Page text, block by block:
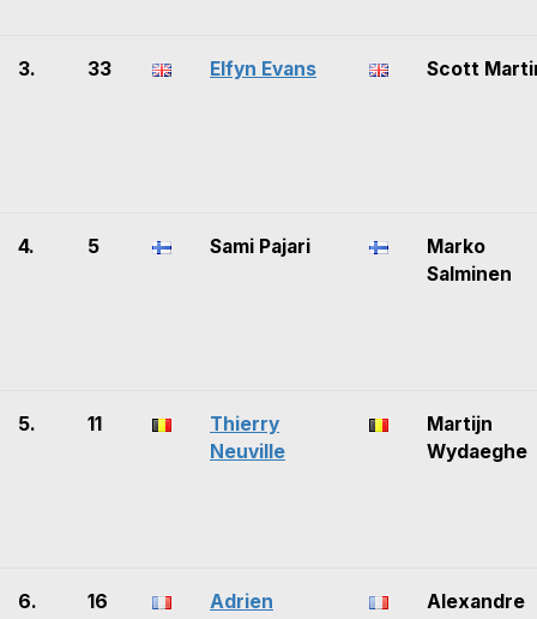
3. 33 Elfyn Evans Scott
4. 5 Sami Pajari
Marko
Salminen
5. 11
Thierry
Neuville
Martijn
Wydaeghe
6. 16
Adrien
Alexandre